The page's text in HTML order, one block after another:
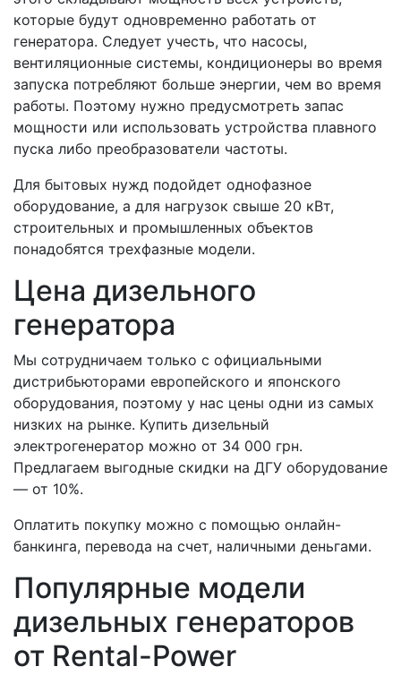
которые будут одновременно работать от
генератора. Следует учесть, что насосы,
вентиляционные системы, кондиционеры во время
запуска потребляют больше энергии, чем во время
работы. Поэтому нужно предусмотреть запас
мощности или использовать устройства плавного
пуска либо преобразователи частоты.
Для бытовых нужд подойдет однофазное
оборудование, а для нагрузок свыше 20 кВт,
строительных и промышленных объектов
понадобятся трехфазные модели.
Цена дизельного
генератора
Мы сотрудничаем только с официальными
дистрибьюторами европейского и японского
оборудования, поэтому у нас цены одни из самых
низких на рынке. Купить дизельный
электрогенератор можно от 34 000 грн.
Предлагаем выгодные скидки на ДГУ оборудование
— от 10%.
Оплатить покупку можно с помощью онлайн-
банкинга, перевода на счет, наличными деньгами.
Популярные модели
дизельных генераторов
от Rental-Power